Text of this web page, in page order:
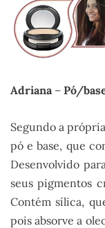
Adriana – Pó/
Segundo a
pó e base, que
Desenvolvido
seus pigmentos
Contém sílica,
pois absorve a